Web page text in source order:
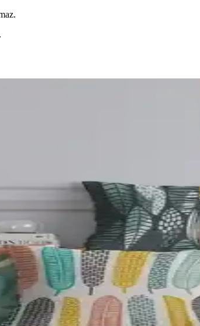
Katmanın Yolları
iç dolgu malzemeleriyle evinizin
Ev Dekorasyonuna Şıklık Katar
renkli bu kırlent kılıfı, şık tasarımı ve hafif
ve Pratik Kullanım İçin Uygun
ve kolay bakım özellikleriyle ev dekorasyonunuza
Renk Kırlent Kılıfı
kullanım kolaylığı ve kullanıcı yorumlarıyla
ve Şık Dekorasyon Ürünü
ev dekorasyonunuza zarif bir dokunuş katar. 24